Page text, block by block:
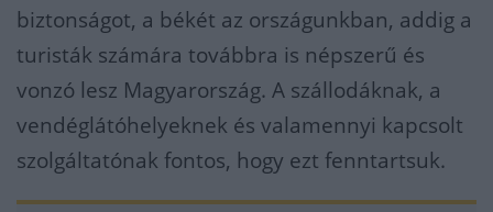
biztonságot, a békét az országunkban, addig a
turisták számára továbbra is népszerű és
vonzó lesz Magyarország. A szállodáknak, a
vendéglátóhelyeknek és valamennyi kapcsolt
szolgáltatónak fontos, hogy ezt fenntartsuk.